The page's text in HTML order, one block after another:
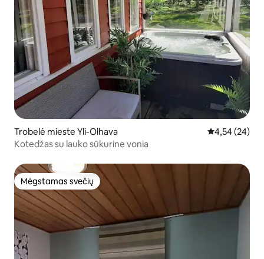
Trobelė mieste Yli-Olhava Vidutinis
4,54 (24)
Kotedžas su lauko sūkurine vonia
Mėgstamas svečių
Mėgstamas svečių